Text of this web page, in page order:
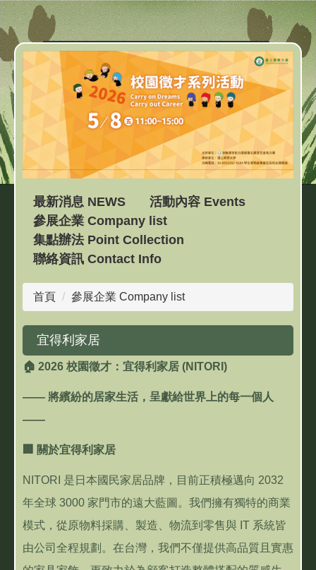
跳
到
主
要
內
容
區
最新消息 NEWS
活動內容 Events
參展企業 Company list
集點辦法 Point Collection
聯絡資訊 Contact Info
首頁 參展企業 Company list
宜得利家居
🏠 2026 校園徵才：宜得利家居 (NITORI)
—— 將繽紛的居家生活，呈獻給世界上的每一個人
——
關於宜得利家居
NITORI 是日本國民家居品牌，目前正積極邁向 2032
年全球 3000 家門市的遠大藍圖。我們擁有獨特的商業
模式，從原物料採購、製造、物流到零售與 IT 系統皆
由公司全程規劃。在台灣，我們不僅提供高品質且實惠